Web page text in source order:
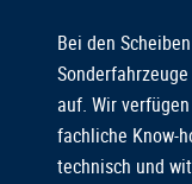
Bei den
auf. Wir
fachliche Know-
technisch und